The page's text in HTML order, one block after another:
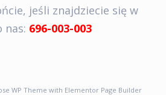
jeśli znajdziecie się w
nas: 696-003-003
WP Theme with Elementor Page Builder